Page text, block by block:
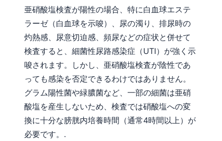
亜硝酸塩検査が陽性の場合、特に白血球エステ
ラーゼ（白血球を示唆）、尿の濁り、排尿時の
灼熱感、尿意切迫感、頻尿などの症状と併せて
検査すると、細菌性尿路感染症（UTI）が強く示
唆されます。しかし、亜硝酸塩検査が陰性であ
っても感染を否定できるわけではありません。
グラム陽性菌や緑膿菌など、一部の細菌は亜硝
酸塩を産生しないため、検査では硝酸塩への変
換に十分な膀胱内培養時間（通常4時間以上）が
必要です。.